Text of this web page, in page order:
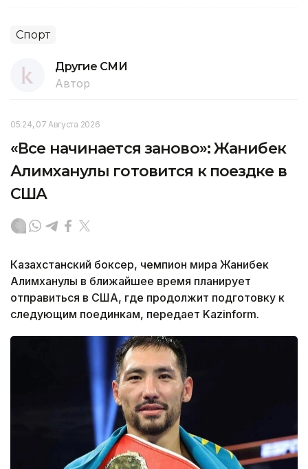
Спорт
Другие СМИ
Автор
05:24, 07 Августа 2026
«Все начинается заново»: Жанибек
Алимханулы готовится к поездке в
США
Казахстанский боксер, чемпион мира Жанибек
Алимханулы в ближайшее время планирует
отправиться в США, где продолжит подготовку к
следующим поединкам, передает Kazinform.